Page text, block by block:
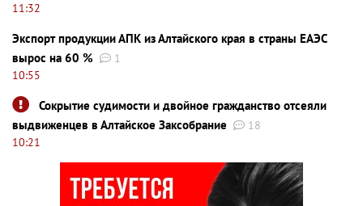
11:32
Экспорт продукции АПК из Алтайского края в страны ЕАЭС
вырос на 60 %
1
10:55
Сокрытие судимости и двойное гражданство отсеяли
выдвиженцев в Алтайское Заксобрание
18
10:21